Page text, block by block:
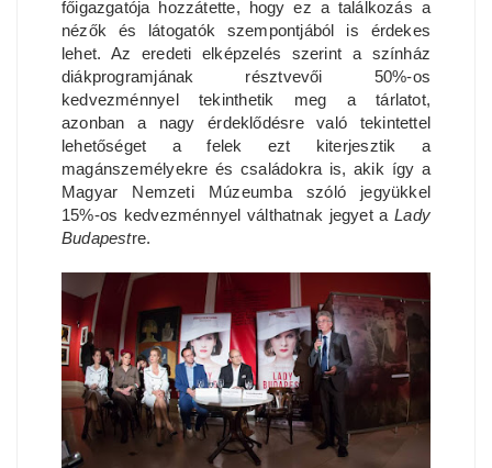
főigazgatója hozzátette, hogy ez a találkozás a
nézők és látogatók szempontjából is érdekes
lehet. Az eredeti elképzelés szerint a színház
diákprogramjának résztvevői 50%-os
kedvezménnyel tekinthetik meg a tárlatot,
azonban a nagy érdeklődésre való tekintettel
lehetőséget a felek ezt kiterjesztik a
magánszemélyekre és családokra is, akik így a
Magyar Nemzeti Múzeumba szóló jegyükkel
15%-os kedvezménnyel válthatnak jegyet aLady
Budapestre.